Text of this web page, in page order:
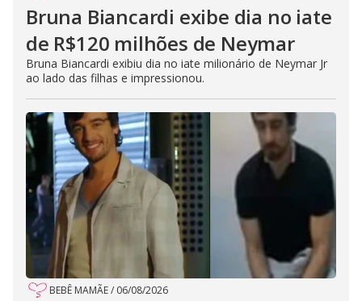
Bruna Biancardi exibe dia no iate
de R$120 milhões de Neymar
Bruna Biancardi exibiu dia no iate milionário de Neymar Jr
ao lado das filhas e impressionou.
BEBÊ MAMÃE/ 06/08/2026